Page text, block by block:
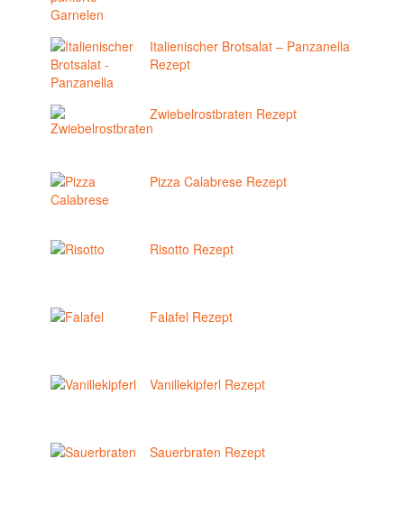
Italienischer Brotsalat – Panzanella
Rezept
Zwiebelrostbraten Rezept
Pizza Calabrese Rezept
Risotto Rezept
Falafel Rezept
Vanillekipferl Rezept
Sauerbraten Rezept